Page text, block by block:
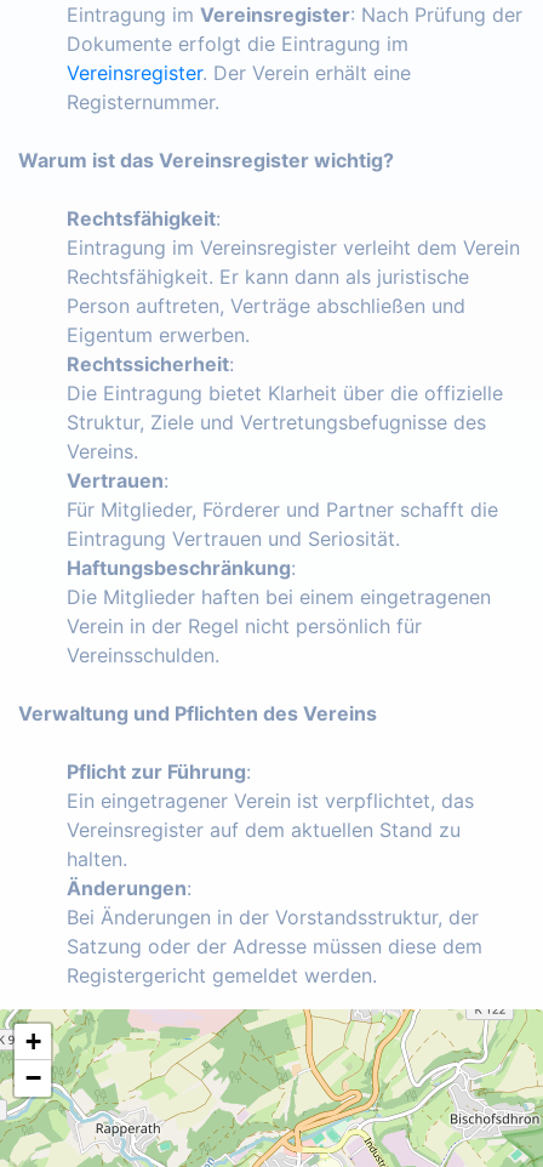
Eintragung im Vereinsregister: Nach Prüfung der
Dokumente erfolgt die Eintragung im
Vereinsregister. Der Verein erhält eine
Registernummer.
Warum ist das Vereinsregister wichtig?
Rechtsfähigkeit:
Eintragung im Vereinsregister verleiht dem Verein
Rechtsfähigkeit. Er kann dann als juristische
Person auftreten, Verträge abschließen und
Eigentum erwerben.
Rechtssicherheit:
Die Eintragung bietet Klarheit über die offizielle
Struktur, Ziele und Vertretungsbefugnisse des
Vereins.
Vertrauen:
Für Mitglieder, Förderer und Partner schafft die
Eintragung Vertrauen und Seriosität.
Haftungsbeschränkung:
Die Mitglieder haften bei einem eingetragenen
Verein in der Regel nicht persönlich für
Vereinsschulden.
Verwaltung und Pflichten des Vereins
Pflicht zur Führung:
Ein eingetragener Verein ist verpflichtet, das
Vereinsregister auf dem aktuellen Stand zu
halten.
Änderungen:
Bei Änderungen in der Vorstandsstruktur, der
Satzung oder der Adresse müssen diese dem
Registergericht gemeldet werden.
+
−